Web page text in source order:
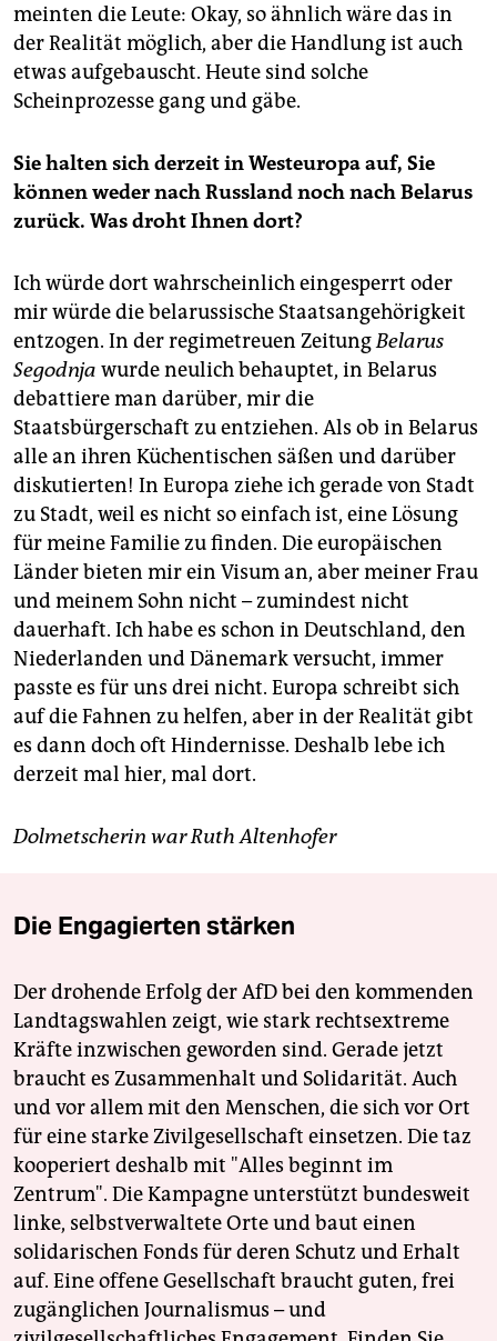
meinten die Leute: Okay, so ähnlich wäre das in
der Realität möglich, aber die Handlung ist auch
etwas aufgebauscht. Heute sind solche
Scheinprozesse gang und gäbe.
Sie halten sich derzeit in Westeuropa auf, Sie
können weder nach Russland noch nach Belarus
zurück. Was droht Ihnen dort?
Ich würde dort wahrscheinlich eingesperrt oder
mir würde die belarussische Staatsangehörigkeit
entzogen. In der regimetreuen ZeitungBelarus
Segodnja wurde neulich behauptet, in Belarus
debattiere man darüber, mir die
Staatsbürgerschaft zu entziehen. Als ob in Belarus
alle an ihren Küchentischen säßen und darüber
diskutierten! In Europa ziehe ich gerade von Stadt
zu Stadt, weil es nicht so einfach ist, eine Lösung
für meine Familie zu finden. Die europäischen
Länder bieten mir ein Visum an, aber meiner Frau
und meinem Sohn nicht – zumindest nicht
dauerhaft. Ich habe es schon in Deutschland, den
Niederlanden und Dänemark versucht, immer
passte es für uns drei nicht. Europa schreibt sich
auf die Fahnen zu helfen, aber in der Realität gibt
es dann doch oft Hindernisse. Deshalb lebe ich
derzeit mal hier, mal dort.
Dolmetscherin war Ruth Altenhofer
Die Engagierten stärken
Der drohende Erfolg der AfD bei den kommenden
Landtagswahlen zeigt, wie stark rechtsextreme
Kräfte inzwischen geworden sind. Gerade jetzt
braucht es Zusammenhalt und Solidarität. Auch
und vor allem mit den Menschen, die sich vor Ort
für eine starke Zivilgesellschaft einsetzen. Die taz
kooperiert deshalb mit "Alles beginnt im
Zentrum". Die Kampagne unterstützt bundesweit
linke, selbstverwaltete Orte und baut einen
solidarischen Fonds für deren Schutz und Erhalt
auf. Eine offene Gesellschaft braucht guten, frei
zugänglichen Journalismus – und